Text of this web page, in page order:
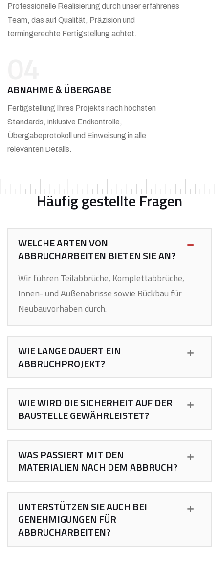
Professionelle Realisierung durch unser erfahrenes
Team, das auf Qualität, Präzision und
termingerechte Fertigstellung achtet.
ABNAHME & ÜBERGABE
Fertigstellung Ihres Projekts nach höchsten
Standards, inklusive Endkontrolle,
Übergabeprotokoll und Einweisung in alle
relevanten Details.
Häufig gestellte Fragen
WELCHE ARTEN VON
ABBRUCHARBEITEN BIETEN SIE AN?
Wir führen Teilabbrüche, Komplettabbrüche,
Innen- und Außenabrisse sowie Rückbau für
Neubauvorhaben durch.
WIE LANGE DAUERT EIN
ABBRUCHPROJEKT?
WIE WIRD DIE SICHERHEIT AUF DER
BAUSTELLE GEWÄHRLEISTET?
WAS PASSIERT MIT DEN
MATERIALIEN NACH DEM ABBRUCH?
UNTERSTÜTZEN SIE AUCH BEI
GENEHMIGUNGEN FÜR
ABBRUCHARBEITEN?